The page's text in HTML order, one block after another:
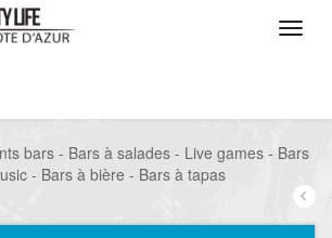
bars - Bars à salades - Live games - Bars
- Bars à bière - Bars à tapas